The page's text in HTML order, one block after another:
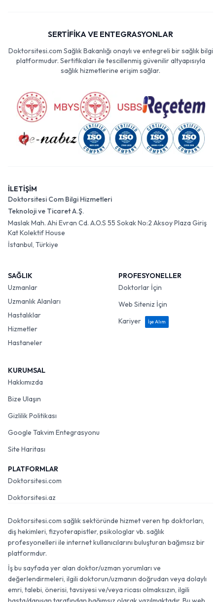
SERTİFİKA VE ENTEGRASYONLAR
Doktorsitesi.com Sağlık Bakanlığı onaylı ve entegreli bir sağlık bilgi
platformudur. Sertifikaları ile tescillenmiş güvenilir altyapısıyla
sağlık hizmetlerine erişim sağlar.
İLETİŞİM
Doktorsitesi Com Bilgi Hizmetleri
Teknoloji ve Ticaret A.Ş.
Maslak Mah. Ahi Evran Cd. A.O.S 55 Sokak No:2 Aksoy Plaza Giriş
Kat Kolektif House
İstanbul, Türkiye
SAĞLIK
Uzmanlar
Uzmanlık Alanları
Hastalıklar
Hizmetler
Hastaneler
PROFESYONELLER
Doktorlar İçin
Web Siteniz İçin
Kariyer
İşe Alım
KURUMSAL
Hakkımızda
Bize Ulaşın
Gizlilik Politikası
Google Takvim Entegrasyonu
Site Haritası
PLATFORMLAR
Doktorsitesi.com
Doktorsitesi.az
Doktorsitesi.com sağlık sektöründe hizmet veren tıp doktorları,
diş hekimleri, fizyoterapistler, psikologlar vb. sağlık
profesyonelleri ile internet kullanıcılarını buluşturan bağımsız bir
platformdur.
İş bu sayfada yer alan doktor/uzman yorumları ve
değerlendirmeleri, ilgili doktorun/uzmanın doğrudan veya dolaylı
emri, talebi, önerisi, tavsiyesi ve/veya ricası olmaksızın, ilgili